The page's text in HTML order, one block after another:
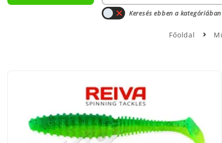
Keresés ebben a kategóriában
Főoldal